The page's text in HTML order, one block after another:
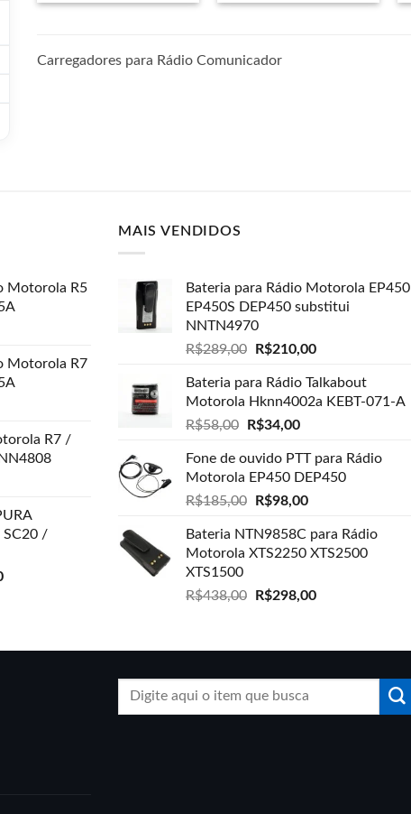
Carregadores para Rádio Comunicador
Motorola R5
Motorola R7
R7 /
SC20 /
O
R$895,00.
MAIS VENDIDOS
Bateria para Rádio Motorola EP450
EP450S DEP450 substitui
NNTN4970
R$289,00
O
original
era:
R$289,00.
R$210,00O
atual
é:
Bateria para Rádio Talkabout
Motorola Hknn4002a KEBT-071-A
R$58,00
O
original
era:
R$58,00.
R$34,00O
atual
é:
R$34,00.
Fone de ouvido PTT para Rádio
Motorola EP450 DEP450
R$185,00
O
original
era:
R$98,00O
atual
é:
Bateria NTN9858C para Rádio
Motorola XTS2250 XTS2500
XTS1500
R$438,00
O
era:
R$298,00O
é:
Pesquisar